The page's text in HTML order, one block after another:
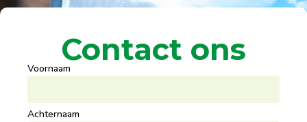
Contact ons
Voornaam
Achternaam